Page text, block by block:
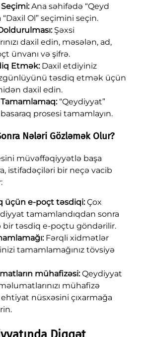
Ana səhifədə “Qeyd
“Daxil Ol” seçimini seçin.
Şəxsi
daxil edin, məsələn, ad,
ünvanı və şifrə.
Etmək:Daxil etdiyiniz
təsdiq etmək üçün
daxil edin.
“Qeydiyyat”
prosesi tamamlayın.
Nələri Gözləmək Olur?
müvəffəqiyyətlə başa
istifadəçiləri bir neçə vacib
üçün e-poçt təsdiqi:Çox
tamamlandıqdan sonra
bir təsdiq e-poçtu göndərilir.
Fərqli xidmətlər
tamamlamağınız tövsiyə
mühafizəsi:Qeydiyyat
mühafizə
nüsxəsini çıxarmağa